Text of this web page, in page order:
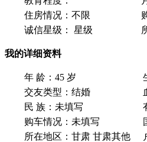
住房情况： 不限
诚信星级： 星级
我的详细资料
年 龄： 45 岁
交友类型： 结婚
民 族： 未填写
购车情况： 未填写
所在地区： 甘肃 甘肃其他